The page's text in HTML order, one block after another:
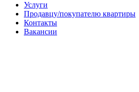
Услуги
Продавцу/покупателю квартиры
Контакты
Вакансии